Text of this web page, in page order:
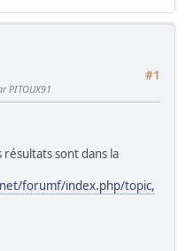
#1
PITOUX91
sont dans la
forumf/index.php/topic,